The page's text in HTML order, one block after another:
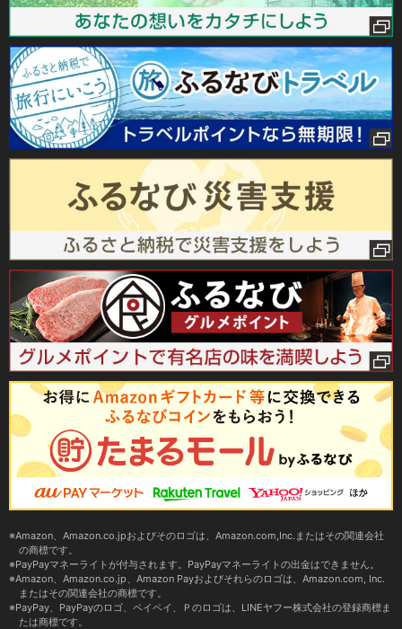
Amazon、Amazon.co.jpおよびそのロゴは、Amazon.com,Inc.またはその関連会社
の商標です。
PayPayマネーライトが付与されます。PayPayマネーライトの出金はできません。
Amazon、Amazon.co.jp、Amazon Payおよびそれらのロゴは、Amazon.com, Inc.
またはその関連会社の商標です。
PayPay、PayPayのロゴ、ペイペイ、Ｐのロゴは、LINEヤフー株式会社の登録商標ま
たは商標です。